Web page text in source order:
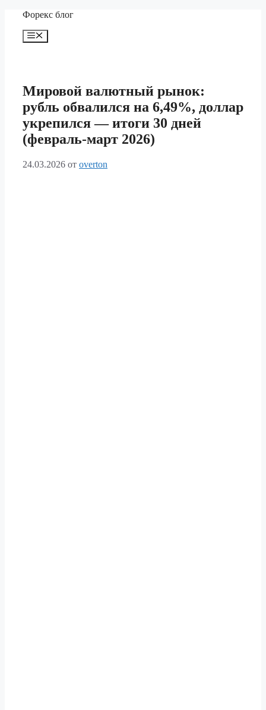
Перейти
содержимому
Форекс блог
Меню
Мировой валютный рынок:
рубль обвалился на 6,49%, доллар
укрепился — итоги 30 дней
(февраль-март 2026)
24.03.2026 от overton